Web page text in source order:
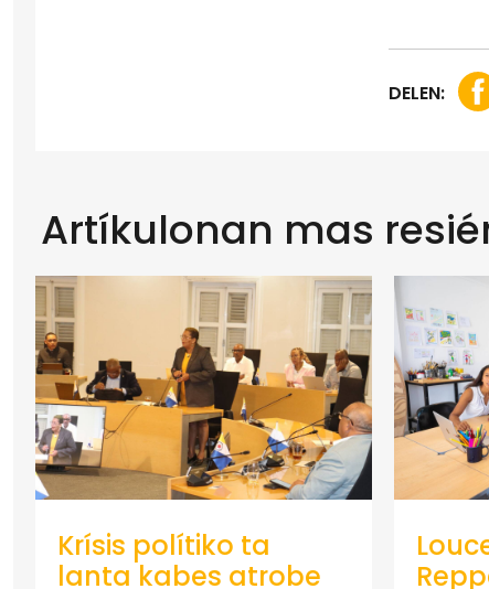
DELEN:
Artíkulonan mas
Krísis polítiko ta
lanta kabes atrobe